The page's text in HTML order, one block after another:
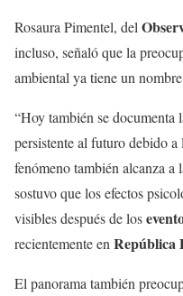
Rosaura Pimentel, del
incluso, señaló que la
ambiental ya tiene un
“Hoy también se documenta
persistente al futuro debido
fenómeno también alcanza a
sostuvo que los efectos
visibles después de los
recientemente en República
El panorama también